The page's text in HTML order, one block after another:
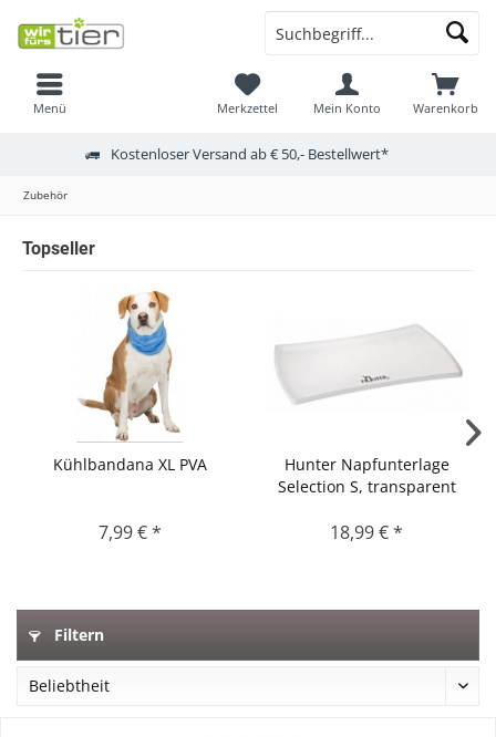
Menü Warenkorb
Merkzettel Mein Konto
Kostenloser Versand ab € 50,- Bestellwert*
Zubehör
Topseller
Kühlbandana XL PVA
7,99 € *
Hunter Napfunterlage
Selection S, transparent
18,99 € *
Filtern